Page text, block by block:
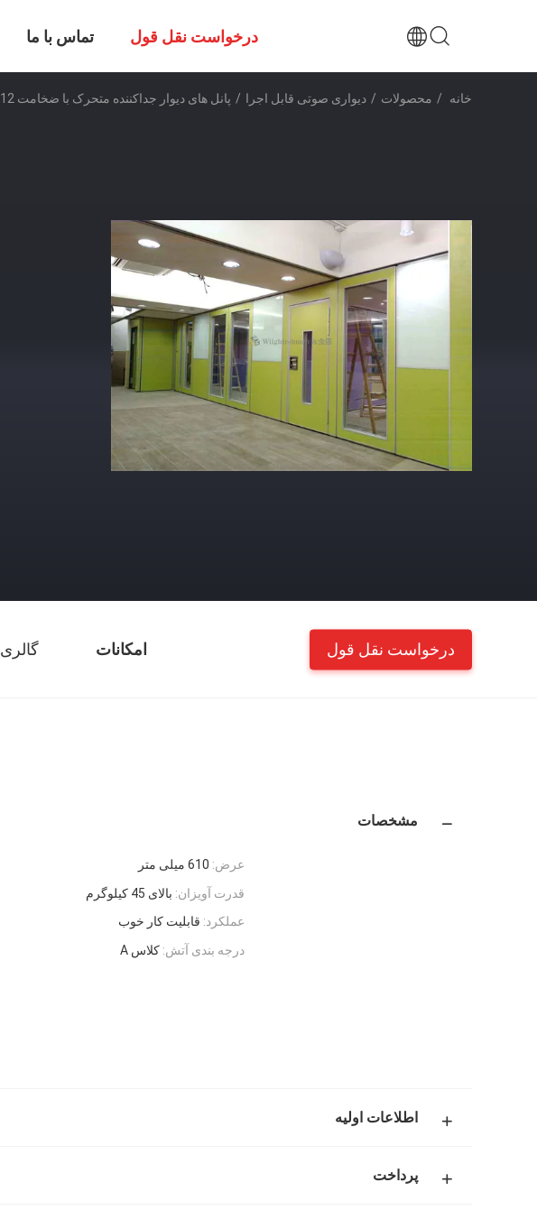
تماس با ما درخواست نقل قول
خانه / محصولات / دیواری صوتی قابل اجرا / پانل های دیوار جداکننده متحرک با ضخامت 12 میلی متری با عملکرد طولانی مدت
امکانات گالری درخواست نقل قول
مشخصات
عرض: 610 میلی متر
قدرت آویزان: بالای 45 کیلوگرم
عملکرد: قابلیت کار خوب
درجه بندی آتش: کلاس A
اطلاعات اولیه
پرداخت